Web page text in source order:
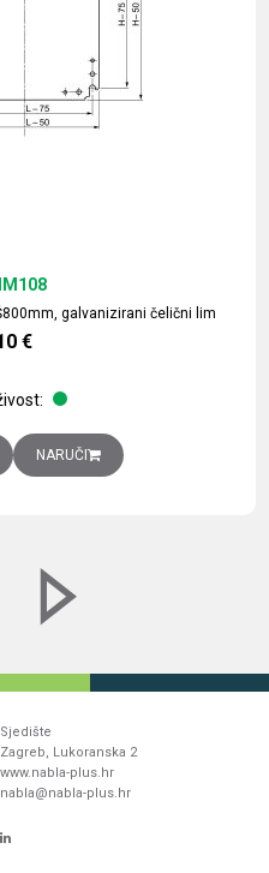
galvanizirani čelični lim
€
ploča V1000xŠ800mm,
NARUČI
Sjedište
Zagreb, Lukoranska 2
www.nabla-plus.hr
nabla@nabla-plus.hr